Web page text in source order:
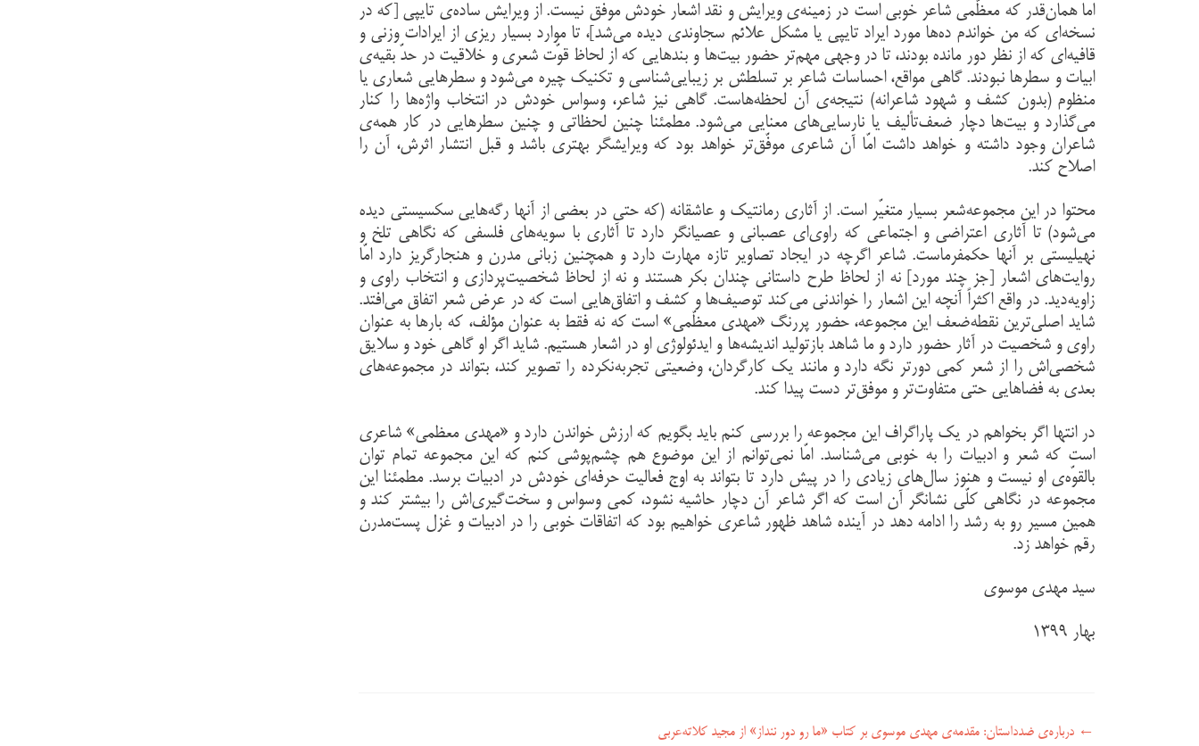
اما همان‌قدر که معظّمی شاعر خوبی است در زمینه‌ی ویرایش و نقد اشعار خودش موفق نیست. از ویرایش ساده‌ی تایپی [که در
نسخه‌ای که من خواندم ده‌ها مورد ایراد تایپی یا مشکل علائم سجاوندی دیده می‌شد]، تا موارد بسیار ریزی از ایرادات وزنی و
قافیه‌ای که از نظر دور مانده بودند، تا در وجهی مهم‌تر حضور بیت‌ها و بندهایی که از لحاظ قوّت شعری و خلاقیت در حدّ بقیه‌ی
ابیات و سطرها نبودند. گاهی مواقع، احساسات شاعر بر تسلطش بر زیبایی‌شناسی و تکنیک چیره می‌شود و سطرهایی شعاری یا
منظوم (بدون کشف و شهود شاعرانه) نتیجه‌ی آن لحظه‌هاست. گاهی نیز شاعر، وسواس خودش در انتخاب واژه‌ها را کنار
می‌گذارد و بیت‌ها دچار ضعف‌تألیف‌ یا نارسایی‌های معنایی می‌شود. مطمئنا چنین لحظاتی و چنین سطرهایی در کار همه‌ی
شاعران وجود داشته و خواهد داشت امّا آن شاعری موفّق‌تر خواهد بود که ویرایشگر بهتری باشد و قبل انتشار اثرش، آن را
اصلاح کند.
محتوا در این مجموعه‌شعر بسیار متغیّر است. از آثاری رمانتیک و عاشقانه (که حتی در بعضی از آنها رگه‌هایی سکسیستی دیده
می‌شود) تا آثاری اعتراضی و اجتماعی که راوی‌ای عصبانی و عصیانگر دارد تا آثاری با سویه‌های فلسفی که نگاهی تلخ و
نهیلیستی بر آنها حکمفرماست. شاعر اگرچه در ایجاد تصاویر تازه مهارت دارد و همچنین زبانی مدرن و هنجارگریز دارد امّا
روایت‌های اشعار [جز چند مورد] نه از لحاظ طرح داستانی چندان بکر هستند و نه از لحاظ شخصیت‌پردازی و انتخاب راوی و
زاویه‌دید. در واقع اکثراً آنچه این اشعار را خواندنی می‌کند توصیف‌ها و کشف و اتفاق‌هایی است که در عرض شعر اتفاق می‌افتد.
شاید اصلی‌ترین نقطه‌ضعف این مجموعه، حضور پررنگ «مهدی معظّمی» است که نه فقط به عنوان مؤلف، که بارها به عنوان
راوی و شخصیت در آثار حضور دارد و ما شاهد بازتولید اندیشه‌ها و ایدئولوژی او در اشعار هستیم. شاید اگر او گاهی خود و سلایق
شخصی‌اش را از شعر کمی دورتر نگه دارد و مانند یک کارگردان، وضعیتی تجربه‌نکرده را تصویر کند، بتواند در مجموعه‌های
بعدی به فضاهایی حتی متفاوت‌تر و موفق‌تر دست پیدا کند.
در انتها اگر بخواهم در یک پاراگراف این مجموعه را بررسی کنم باید بگویم که ارزش خواندن دارد و «مهدی معظمی» شاعری
است که شعر و ادبیات را به خوبی می‌شناسد. امّا نمی‌توانم از این موضوع هم چشم‌پوشی کنم که این مجموعه تمام توان
بالقوّه‌ی او نیست و هنوز سال‌های زیادی را در پیش دارد تا بتواند به اوج فعالیت حرفه‌ای خودش در ادبیات برسد. مطمئنا این
مجموعه در نگاهی کلّی نشانگر آن است که اگر شاعر آن دچار حاشیه نشود، کمی وسواس و سخت‌گیری‌اش را بیشتر کند و
همین مسیر رو به رشد را ادامه دهد در آینده شاهد ظهور شاعری خواهیم بود که اتفاقات خوبی را در ادبیات و غزل پست‌مدرن
رقم خواهد زد.
سید مهدی موسوی
بهار ۱۳۹۹
راهبری نوشته
← درباره‌ی ضدداستان: مقدمه‌‌‌ی مهدی موسوی بر کتاب «ما رو دور ننداز» از مجید کلاته‌عربی